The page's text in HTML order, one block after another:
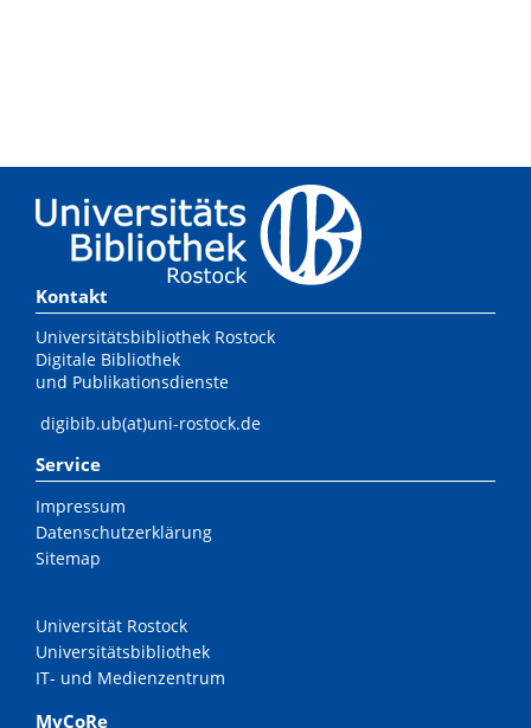
Kontakt
Universitätsbibliothek Rostock
Digitale Bibliothek
und Publikationsdienste
digibib.ub(at)uni-rostock.de
Service
Impressum
Datenschutzerklärung
Sitemap
Universität Rostock
Universitätsbibliothek
IT- und Medienzentrum
MyCoRe